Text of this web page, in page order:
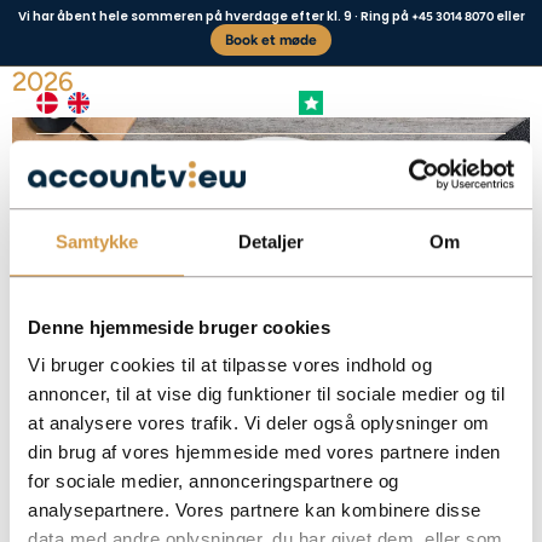
Samtykke Detaljer Om
Denne hjemmeside bruger cookies
Vi bruger cookies til at tilpasse vores indhold og
annoncer, til at vise dig funktioner til sociale medier og til
at analysere vores trafik. Vi deler også oplysninger om
din brug af vores hjemmeside med vores partnere inden
for sociale medier, annonceringspartnere og
analysepartnere. Vores partnere kan kombinere disse
Vi har åbent hele sommeren på hverdage efter kl. 9 · Ring på +45 3014 8070eller
Book et møde
Free phone and internet – rules and taxation
2026
Free phone and internet are taxed at a fixed amount annually. Get an
overview of the rules, when the tax liability applies and how to handle it
Facebook
Mastodon
EmailShare